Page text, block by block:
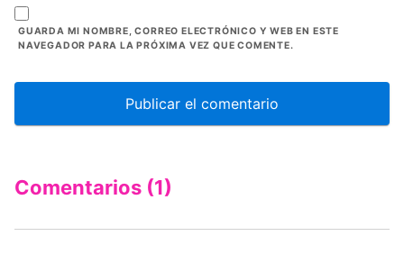
GUARDA MI NOMBRE, CORREO ELECTRÓNICO Y WEB EN ESTE
NAVEGADOR PARA LA PRÓXIMA VEZ QUE COMENTE.
Comentarios (1)